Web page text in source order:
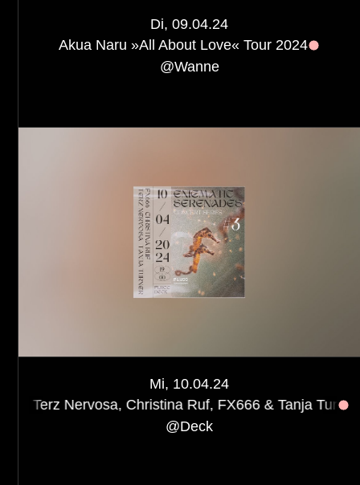
Di, 09.04.24
Akua Naru »All About Love« Tour 2024
@Wanne
Mi, 10.04.24
Christina Ruf, FX666 & Tanja Turner
Enigmatic
@Deck